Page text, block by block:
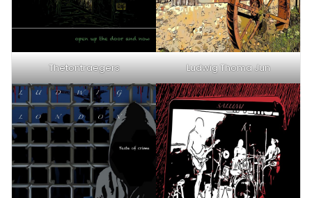
Thetontraegers Ludwig Thoma Jun